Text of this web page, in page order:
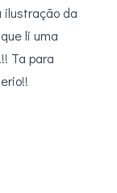
ilustração da
li uma
Ta para